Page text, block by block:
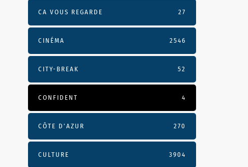
CA VOUS REGARDE 27
CINÉMA 2546
CITY-BREAK 52
CONFIDENT 4
CÔTE D’AZUR 270
CULTURE 3904